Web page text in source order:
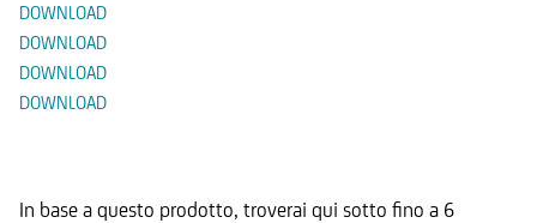
DOWNLOAD
DOWNLOAD
DOWNLOAD
DOWNLOAD
In base a questo prodotto, troverai qui sotto fino a 6